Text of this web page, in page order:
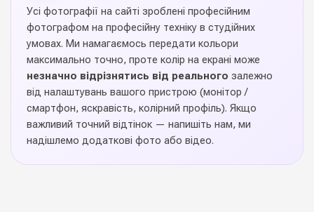
Призначення до свят та урочистостей
Виробник Польща
Хлопавки різні
— декоративна позиція, яка додає
композиціям характеру, стилю і святкового настрою.
Якісне виконання, стійкі кольори, точна деталізація — усе,
Усі фотографії на сайті зроблені професійним
фотографом на професійну техніку в студійних
умовах. Ми намагаємось передати кольори
максимально точно, проте колір на екрані може
незначно відрізнятись від реального залежно
від налаштувань вашого пристрою (монітор /
смартфон, яскравість, колірний профіль). Якщо
важливий точний відтінок — напишіть нам, ми
надішлемо додаткові фото або відео.